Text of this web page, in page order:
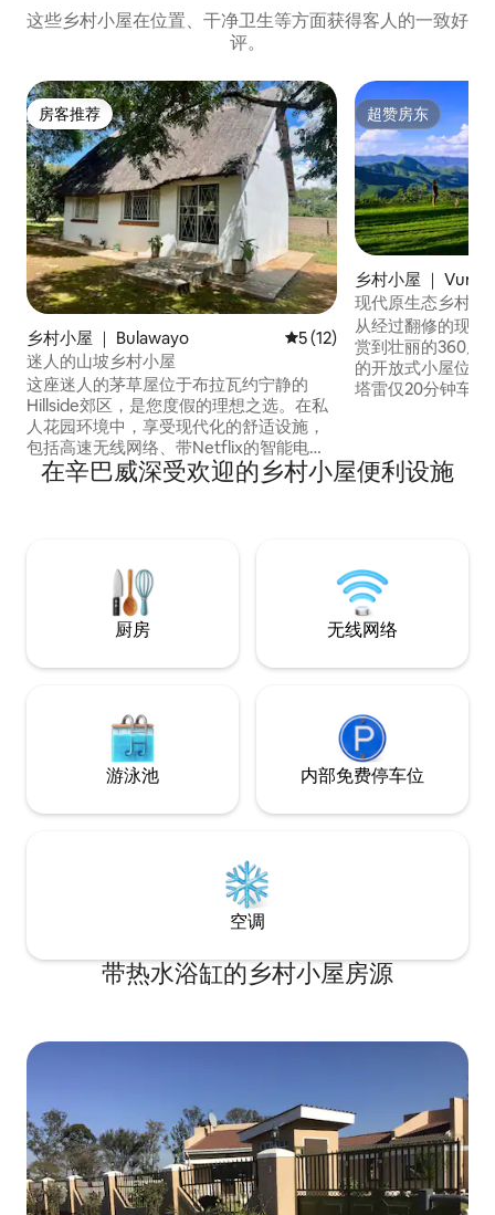
这些乡村小屋在位置、干净卫生等方面获得客人的一致好
评。
房客推荐
房客推荐
乡村小屋 ｜ Bulawayo 平均评分 5 分（满分 5 分）
5 (12)
迷人的山坡乡村小屋
这座迷人的茅草屋位于布拉瓦约宁静的
Hillside郊区，是您度假的理想之选。在私
人花园环境中，享受现代化的舒适设施，
包括高速无线网络、带Netflix的智能电
视、半太阳能供电和可靠的钻孔水。距离
市中心仅10分钟路程，距离Hillside
超赞房东
超赞房东
乡村小屋 ｜
ns
现代原生态乡村小
从经过翻修的现代
赏到壮丽的360度
的开放式小屋位于
塔雷仅20分钟车
或放松身心。 泳池边的休息室。非常适合
在辛巴威深受欢迎的乡村小屋便利设施
厨房 无线网络
游泳池 内部免费停车位
空调
带热水浴缸的乡村小屋房源